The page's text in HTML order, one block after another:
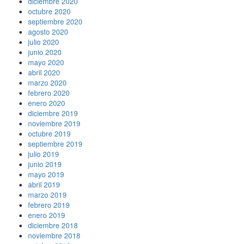
octubre 2020
septiembre 2020
agosto 2020
julio 2020
junio 2020
mayo 2020
abril 2020
marzo 2020
febrero 2020
enero 2020
diciembre 2019
noviembre 2019
octubre 2019
septiembre 2019
julio 2019
junio 2019
mayo 2019
abril 2019
marzo 2019
febrero 2019
enero 2019
diciembre 2018
noviembre 2018